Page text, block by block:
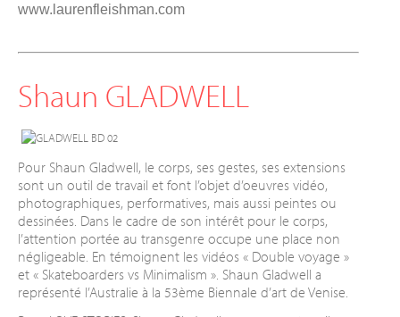
www.laurenfleishman.com
Shaun GLADWELL
Pour Shaun Gladwell, le corps, ses gestes, ses extensions
sont un outil de travail et font l’objet d’oeuvres vidéo,
photographiques, performatives, mais aussi peintes ou
dessinées. Dans le cadre de son intérêt pour le corps,
l’attention portée au transgenre occupe une place non
négligeable. En témoignent les vidéos « Double voyage »
et « Skateboarders vs Minimalism ». Shaun Gladwell a
représenté l’Australie à la 53ème Biennale d’art de Venise.